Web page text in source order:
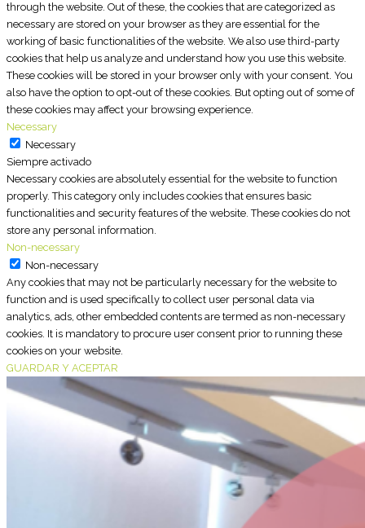
through the website. Out of these, the cookies that are categorized as
necessary are stored on your browser as they are essential for the
working of basic functionalities of the website. We also use third-party
cookies that help us analyze and understand how you use this website.
These cookies will be stored in your browser only with your consent. You
also have the option to opt-out of these cookies. But opting out of some of
these cookies may affect your browsing experience.
Necessary
Necessary
Siempre activado
Necessary cookies are absolutely essential for the website to function
properly. This category only includes cookies that ensures basic
functionalities and security features of the website. These cookies do not
store any personal information.
Non-necessary
Non-necessary
Any cookies that may not be particularly necessary for the website to
function and is used specifically to collect user personal data via
analytics, ads, other embedded contents are termed as non-necessary
cookies. It is mandatory to procure user consent prior to running these
cookies on your website.
GUARDAR Y ACEPTAR